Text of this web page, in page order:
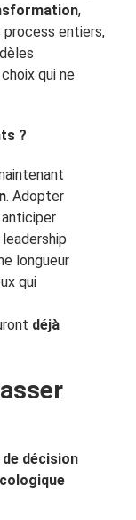
,
process entiers,
qui ne
?
. Adopter
anticiper
longueur
qui
déjà
décision